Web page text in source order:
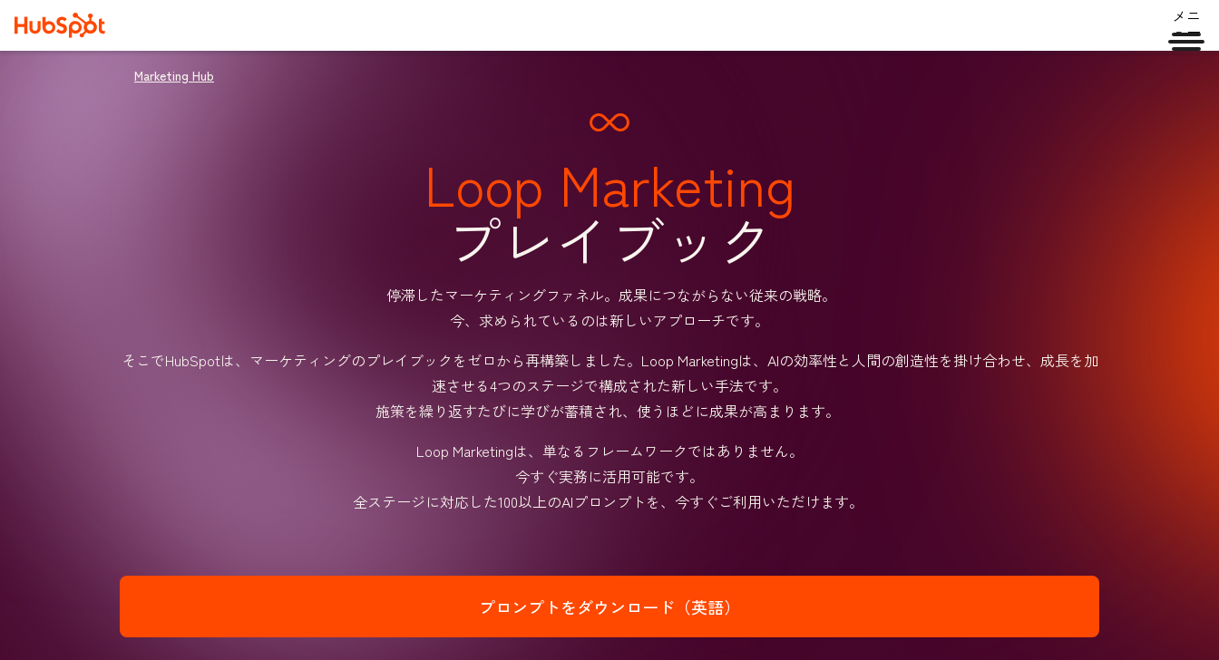
メニ
ュー
Marketing Hub
Loop Marketing
プレイブック
停滞したマーケティングファネル。成果につながらない従来の戦略。
今、求められているのは新しいアプローチです。
そこでHubSpotは、マーケティングのプレイブックをゼロから再構築しました。Loop Marketingは、AIの効率性と人間の創造性を掛け合わせ、成長を加
速させる4つのステージで構成された新しい手法です。
施策を繰り返すたびに学びが蓄積され、使うほどに成果が高まります。
Loop Marketingは、単なるフレームワークではありません。
今すぐ実務に活用可能です。
全ステージに対応した100以上のAIプロンプトを、今すぐご利用いただけます。
プロンプトをダウンロード（英語）